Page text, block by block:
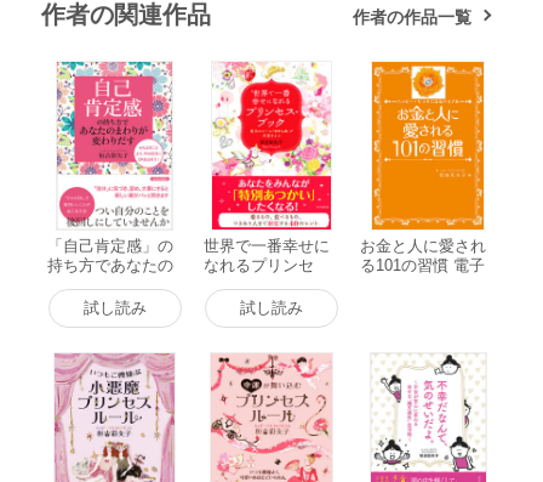
作者の関連作品 作者の作品一覧
「自己肯定感」の
持ち方であなたの
まわりが変わりだ
す 電子書籍版
試し読み
世界で一番幸せに
なれるプリンセ
ス・ブック 魔法の
ルール「せかし
あ」が幸運をよぶ
試し読み
お金と人に愛され
る101の習慣 電子